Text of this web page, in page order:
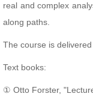
real and complex
along paths.
The course is
Text books:
① Otto Forster,